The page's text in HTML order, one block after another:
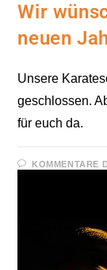
Wir
neuen
Unsere
geschlossen.
für euch da.
KOMMENTARE